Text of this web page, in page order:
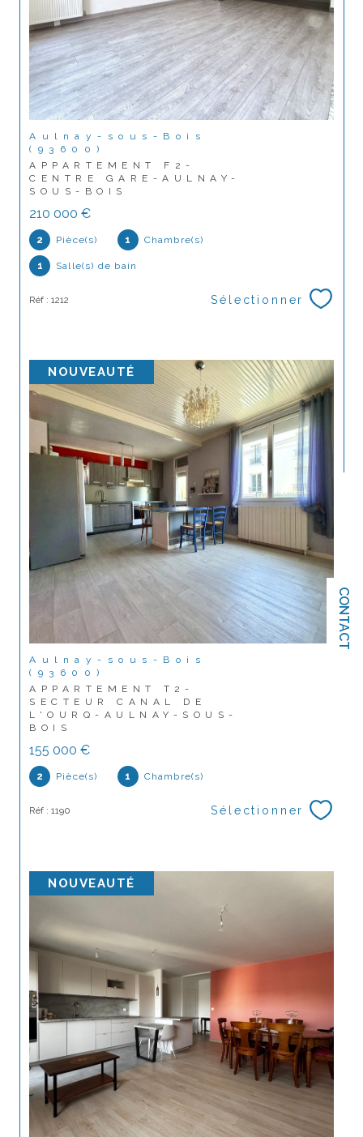
CONTACT
Aulnay-sous-Bois
(93600)
APPARTEMENT F2-
CENTRE GARE-AULNAY-
SOUS-BOIS
210 000 €
2 Pièce(s) 1 Chambre(s)
1 Salle(s) de bain
Réf : 1212 Sélectionner
NOUVEAUTÉ
Aulnay-sous-Bois
(93600)
APPARTEMENT T2-
SECTEUR CANAL DE
L'OURQ-AULNAY-SOUS-
BOIS
155 000 €
2 Pièce(s) 1 Chambre(s)
Réf : 1190 Sélectionner
NOUVEAUTÉ